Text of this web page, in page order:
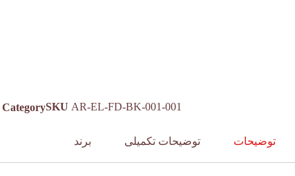
SKU AR-EL-FD-BK-001-001
Category
توضیحات توضیحات تکمیلی برند